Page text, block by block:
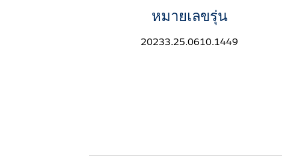
หมายเลขรุ่น
20233.25.0610.1449